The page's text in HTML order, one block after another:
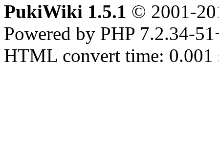
PukiWiki 1.5.1 © 2001-
Powered by PHP 7.2.34-
HTML convert time: 0.001